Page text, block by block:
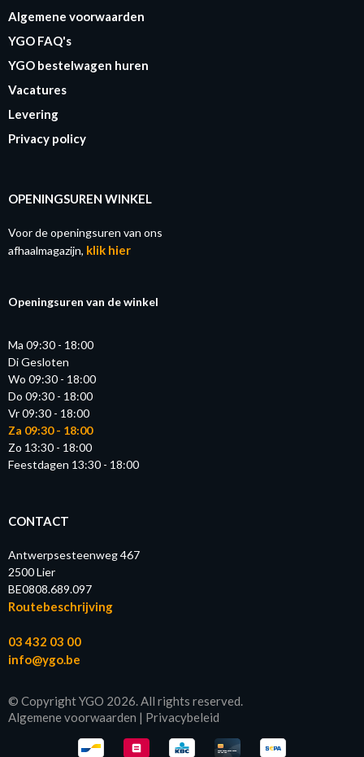
Algemene voorwaarden
YGO FAQ's
YGO bestelwagen huren
Vacatures
Levering
Privacy policy
OPENINGSUREN WINKEL
Voor de openingsuren van ons
afhaalmagazijn, klik hier
Openingsuren van de winkel
Ma 09:30 - 18:00
Di Gesloten
Wo 09:30 - 18:00
Do 09:30 - 18:00
Vr 09:30 - 18:00
Za 09:30 - 18:00
Zo 13:30 - 18:00
Feestdagen 13:30 - 18:00
CONTACT
Antwerpsesteenweg 467
2500 Lier
BE0808.689.097
Routebeschrijving
03 432 03 00
info@ygo.be
© Copyright YGO 2026. All rights reserved.
Algemene voorwaarden | Privacybeleid